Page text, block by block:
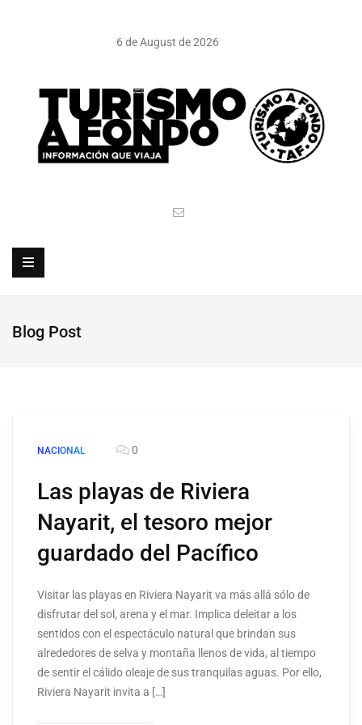
6 de August de 2026
Blog Post
NACIONAL 0
Las playas de Riviera
Nayarit, el tesoro mejor
guardado del Pacífico
Visitar las playas en Riviera Nayarit va más allá sólo de
disfrutar del sol, arena y el mar. Implica deleitar a los
sentidos con el espectáculo natural que brindan sus
alrededores de selva y montaña llenos de vida, al tiempo
de sentir el cálido oleaje de sus tranquilas aguas. Por ello,
Riviera Nayarit invita a […]